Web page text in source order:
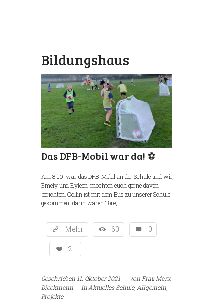
Bildungshaus
Wischhafen
Das DFB-Mobil war da! ⚽
Am 8.10. war das DFB-Mobil an der Schule und wir,
Emely und Eyleen, möchten euch gerne davon
berichten. Collin ist mit dem Bus zu unserer Schule
gekommen, darin waren Tore,
Mehr 60 0
2
Geschrieben 11. Oktober 2021 | von Frau Marx-
Dieckmann | in Aktuelles Schule, Allgemein,
Projekte